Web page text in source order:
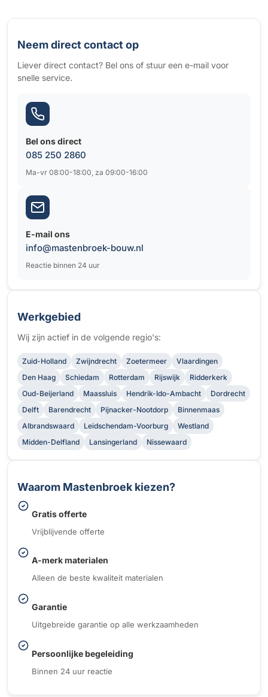
Neem direct contact op
Liever direct contact? Bel ons of stuur een e-mail voor
snelle service.
Bel ons direct
085 250 2860
Ma-vr 08:00-18:00, za 09:00-16:00
E-mail ons
info@mastenbroek-bouw.nl
Reactie binnen 24 uur
Werkgebied
Wij zijn actief in de volgende regio's:
Zuid-Holland Zwijndrecht Zoetermeer
Vlaardingen
Den Haag
Schiedam Rotterdam Rijswijk
Ridderkerk
Oud-Beijerland
Maassluis Hendrik-Ido-Ambacht
Dordrecht
Delft
Barendrecht Pijnacker-Nootdorp
Binnenmaas
Albrandswaard
Leidschendam-Voorburg
Westland
Midden-Delfland
Lansingerland Nissewaard
Waarom Mastenbroek kiezen?
Gratis offerte
Vrijblijvende offerte
A-merk materialen
Alleen de beste kwaliteit materialen
Garantie
Uitgebreide garantie op alle werkzaamheden
Persoonlijke begeleiding
Binnen 24 uur reactie